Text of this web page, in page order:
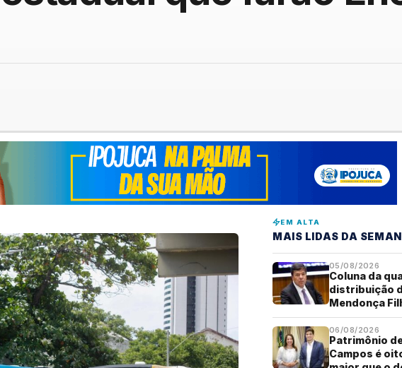
EM ALTA
MAIS LIDAS DA
05/08/2026
Coluna da
distribuição
Mendonça
06/08/2026
Patrimônio
Campos é